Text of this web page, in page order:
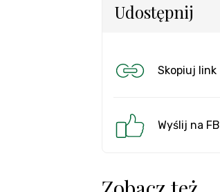
Udostępnij
Skopiuj link
Wyślij na FB